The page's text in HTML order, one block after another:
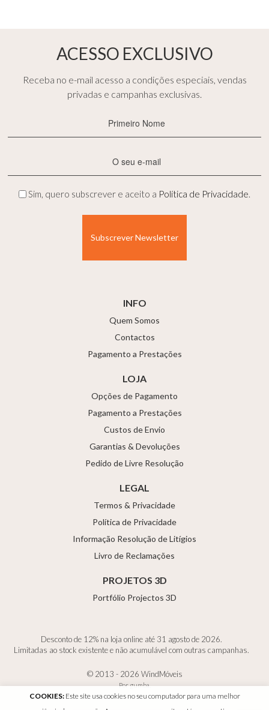
ACESSO EXCLUSIVO
Receba no e-mail acesso a condições especiais, vendas
privadas e campanhas exclusivas.
Nome
mail
Privacidade
Sim, quero subscrever e aceito a Política de Privacidade.
INFO
Quem Somos
Contactos
Pagamento a Prestações
LOJA
Opções de Pagamento
Pagamento a Prestações
Custos de Envio
Garantias & Devoluções
Pedido de Livre Resolução
LEGAL
Termos & Privacidade
Política de Privacidade
Informação Resolução de Litígios
Livro de Reclamações
PROJETOS 3D
Portfólio Projectos 3D
Desconto de 12% na loja online até 31 agosto de 2026.
Limitadas ao stock existente e não acumulável com outras campanhas.
© 2013 - 2026 WindMóveis
Porgumba.
COOKIES:Este site usa cookies no seu computador para uma melhor